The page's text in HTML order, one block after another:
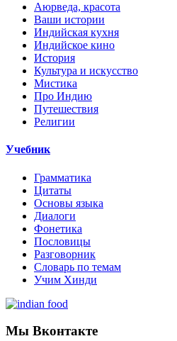
Аюрведа, красота
Ваши истории
Индийская кухня
Индийское кино
История
Культура и искусство
Мистика
Про Индию
Путешествия
Религии
Учебник
Грамматика
Цитаты
Основы языка
Диалоги
Фонетика
Пословицы
Разговорник
Словарь по темам
Учим Хинди
Мы Вконтакте